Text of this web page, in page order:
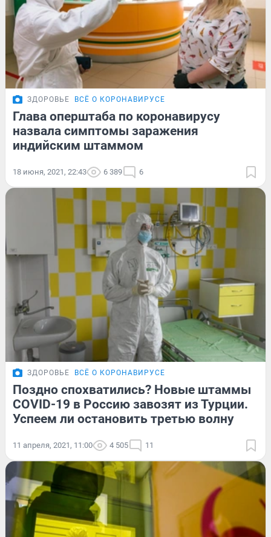
ЗДОРОВЬЕ ВСЁ О КОРОНАВИРУСЕ
Глава оперштаба по коронавирусу
назвала симптомы заражения
индийским штаммом
18 июня, 2021, 22:43 6 389 6
ЗДОРОВЬЕ ВСЁ О КОРОНАВИРУСЕ
Поздно спохватились? Новые штаммы
COVID-19 в Россию завозят из Турции.
Успеем ли остановить третью волну
11 апреля, 2021, 11:00 4 505 11